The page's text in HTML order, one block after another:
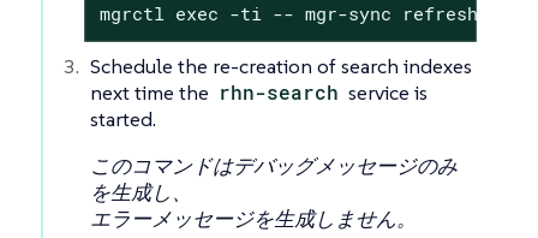
mgrctl exec -ti -- mgr-sync refresh --
Schedule the re-creation of search indexes
next time the rhn-search service is
started.
このコマンドはデバッグメッセージのみ
を生成し、
エラーメッセージを生成しません。